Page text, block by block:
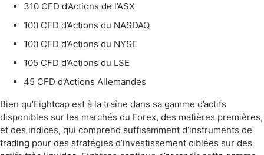
310 CFD d’Actions de l’ASX
100 CFD d’Actions du NASDAQ
100 CFD d’Actions du NYSE
105 CFD d’Actions du LSE
45 CFD d’Actions Allemandes
Bien qu’Eightcap est à la traîne dans sa gamme d’actifs
disponibles sur les marchés du Forex, des matières premières,
et des indices, qui comprend suffisamment d’instruments de
trading pour des stratégies d’investissement ciblées sur des